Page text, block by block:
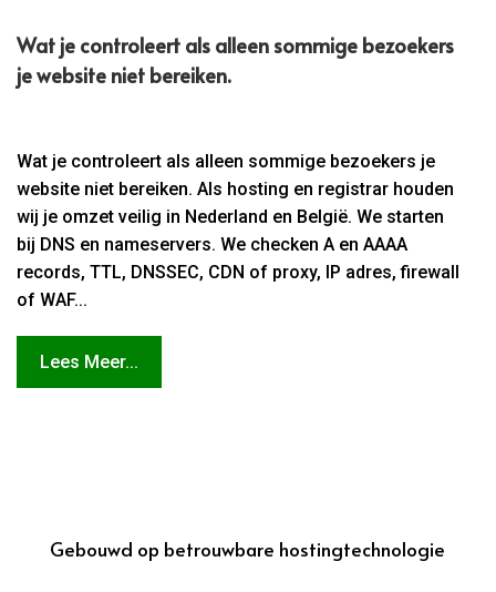
Wat je controleert als alleen sommige bezoekers
je website niet bereiken.
Wat je controleert als alleen sommige bezoekers je
website niet bereiken. Als hosting en registrar houden
wij je omzet veilig in Nederland en België. We starten
bij DNS en nameservers. We checken A en AAAA
records, TTL, DNSSEC, CDN of proxy, IP adres, firewall
of WAF...
Lees Meer...
Gebouwd op betrouwbare hostingtechnologie